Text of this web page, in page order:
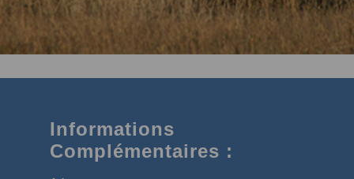
Informations
Complémentaires :